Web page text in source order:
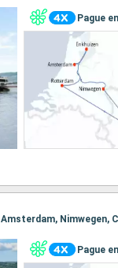
Pague
Nimwegen,
Pague